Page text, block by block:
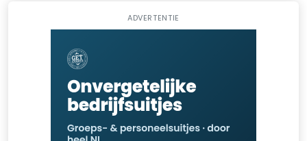
ADVERTENTIE